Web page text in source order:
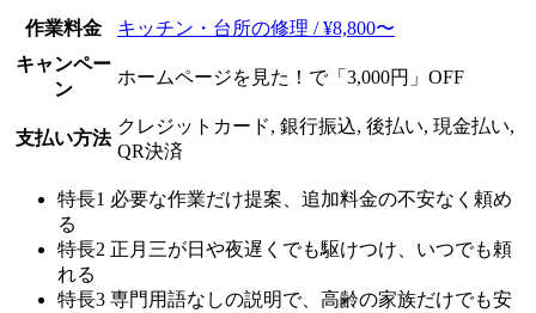
作業料金
キッチン・台所の修理 / ¥8,800〜
キャンペー
ン
ホームページを見た！で「3,000円」OFF
支払い方法
クレジットカード, 銀行振込, 後払い, 現金払い,
QR決済
特長1 必要な作業だけ提案、追加料金の不安なく頼め
る
特長2 正月三が日や夜遅くでも駆けつけ、いつでも頼
れる
特長3 専門用語なしの説明で、高齢の家族だけでも安